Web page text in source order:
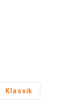
Klassik